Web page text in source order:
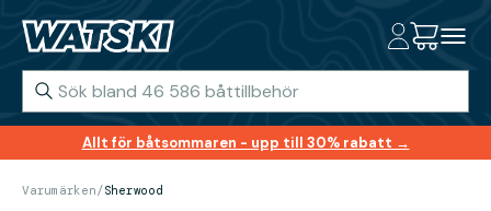
Allt för båtsommaren - upp till 30% rabatt →
Varumärken/Sherwood